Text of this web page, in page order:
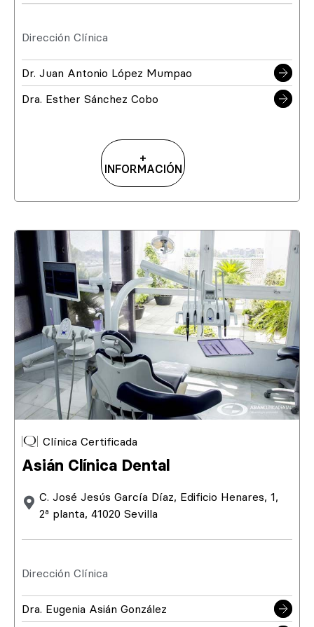
Dirección Clínica
Dr. Juan Antonio López Mumpao
Dra. Esther Sánchez Cobo
+
INFORMACIÓN
Clínica Certificada
Asián Clínica Dental
C. José Jesús García Díaz, Edificio Henares, 1,
2ª planta, 41020 Sevilla
Dirección Clínica
Dra. Eugenia Asián González